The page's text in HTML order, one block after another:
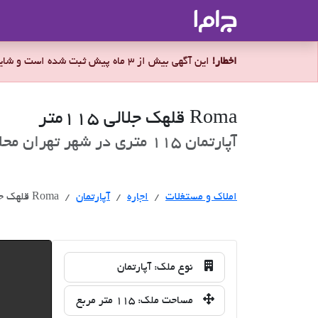
اخطار! این آگهی بیش از 3 ماه پیش ثبت شده است و شاید ملک برای اجاره موجود نباشد.
Roma قلهک جلالی 115متر
آپارتمان 115 متری در شهر تهران محله قلهک برای اجاره
املاک و مستغلات اجاره اجاره
آپارتمان Roma قلهک جلالی 115متر
نوع ملک: آپارتمان
مساحت ملک: 115 متر مربع